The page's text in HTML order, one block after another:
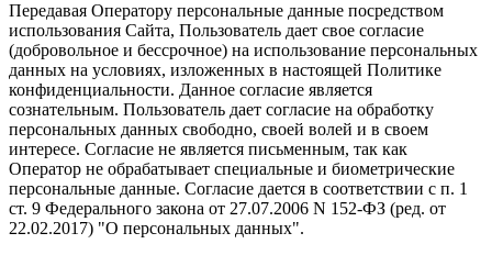
Передавая Оператору персональные данные посредством
использования Сайта, Пользователь дает свое согласие
(добровольное и бессрочное) на использование персональных
данных на условиях, изложенных в настоящей Политике
конфиденциальности. Данное согласие является
сознательным. Пользователь дает согласие на обработку
персональных данных свободно, своей волей и в своем
интересе. Согласие не является письменным, так как
Оператор не обрабатывает специальные и биометрические
персональные данные. Согласие дается в соответствии с п. 1
ст. 9 Федерального закона от 27.07.2006 N 152-ФЗ (ред. от
22.02.2017) "О персональных данных".